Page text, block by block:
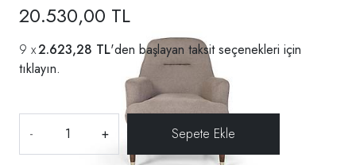
20.530,00 TL
2.623,28 TL'den başlayan taksit seçenekleri için
tıklayın.
- +